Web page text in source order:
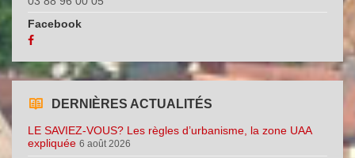
Facebook
DERNIÈRES ACTUALITÉS
LE SAVIEZ-VOUS? Les règles d’urbanisme, la zone UAA
expliquée 6 août 2026